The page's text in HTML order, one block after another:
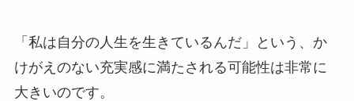
「私は自分の人生を生きているんだ」という、か
けがえのない充実感に満たされる可能性は非常に
大きいのです。